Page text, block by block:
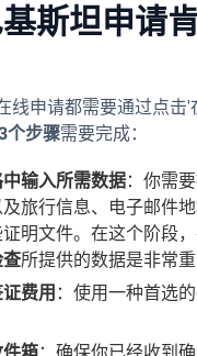
斯坦申请
线申请都需要通过点击'
个步骤需要完成：
输入所需数据：你需
旅行信息、电子邮件
明文件。在这个阶段
所提供的数据是非常重
费用 ：使用一种首选的